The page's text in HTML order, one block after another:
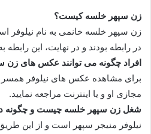
زن سپهر خلسه کیست؟
زن سپهر خلسه خانمی به نام نیلوفر
در رابطه بودند و در نهایت، این
افراد چگونه می توانند عکس های زن
برای مشاهده عکس های نیلوفر
مجازی او و یا اینترنت مراجعه نمایید.
شغل زن سپهر خلسه چیست و چگونه
نیلوفر منیجر سپهر است و از این